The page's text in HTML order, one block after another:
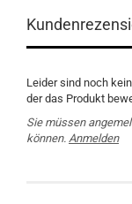
Leider sind noch
der das Produkt
Sie müssen
können. Anmelden